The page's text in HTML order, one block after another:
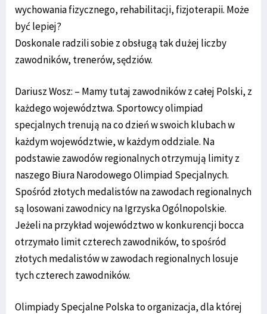
wychowania fizycznego, rehabilitacji, fizjoterapii. Może
być lepiej?
Doskonale radzili sobie z obsługą tak dużej liczby
zawodników, trenerów, sędziów.
Dariusz Wosz: – Mamy tutaj zawodników z całej Polski, z
każdego województwa. Sportowcy olimpiad
specjalnych trenują na co dzień w swoich klubach w
każdym województwie, w każdym oddziale. Na
podstawie zawodów regionalnych otrzymują limity z
naszego Biura Narodowego Olimpiad Specjalnych.
Spośród złotych medalistów na zawodach regionalnych
są losowani zawodnicy na Igrzyska Ogólnopolskie.
Jeżeli na przykład województwo w konkurencji bocca
otrzymało limit czterech zawodników, to spośród
złotych medalistów w zawodach regionalnych losuje
tych czterech zawodników.
Olimpiady Specjalne Polska to organizacja, dla której